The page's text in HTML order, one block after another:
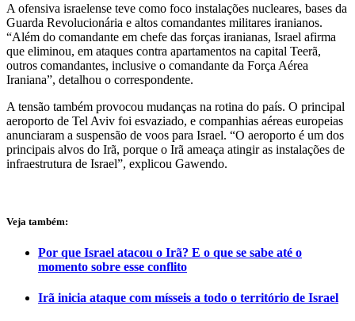
A ofensiva israelense teve como foco instalações nucleares, bases da
Guarda Revolucionária e altos comandantes militares iranianos.
“Além do comandante em chefe das forças iranianas, Israel afirma
que eliminou, em ataques contra apartamentos na capital Teerã,
outros comandantes, inclusive o comandante da Força Aérea
Iraniana”, detalhou o correspondente.
A tensão também provocou mudanças na rotina do país. O principal
aeroporto de Tel Aviv foi esvaziado, e companhias aéreas europeias
anunciaram a suspensão de voos para Israel. “O aeroporto é um dos
principais alvos do Irã, porque o Irã ameaça atingir as instalações de
infraestrutura de Israel”, explicou Gawendo.
Veja também:
Por que Israel atacou o Irã? E o que se sabe até o
momento sobre esse conflito
Irã inicia ataque com mísseis a todo o território de Israel